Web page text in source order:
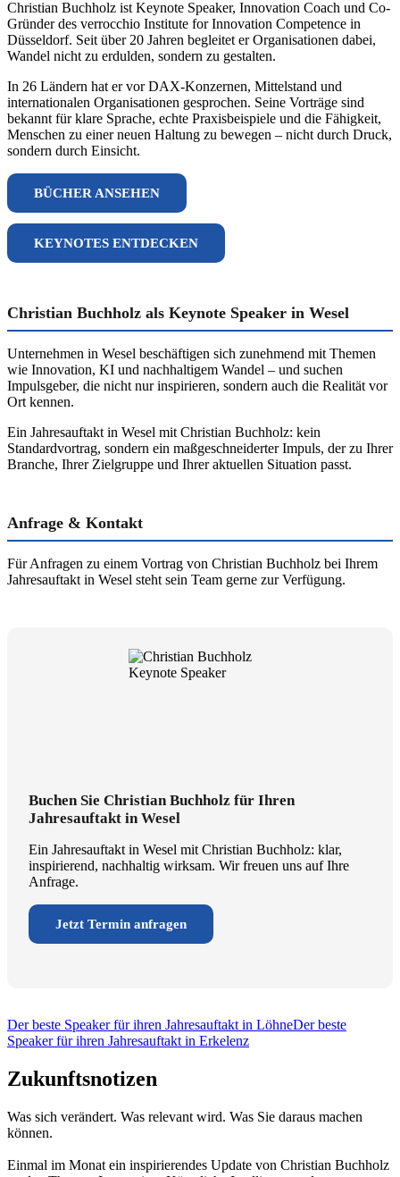
Christian Buchholz ist Keynote Speaker, Innovation Coach und Co-
Gründer des verrocchio Institute for Innovation Competence in
Düsseldorf. Seit über 20 Jahren begleitet er Organisationen dabei,
Wandel nicht zu erdulden, sondern zu gestalten.
In 26 Ländern hat er vor DAX-Konzernen, Mittelstand und
internationalen Organisationen gesprochen. Seine Vorträge sind
bekannt für klare Sprache, echte Praxisbeispiele und die Fähigkeit,
Menschen zu einer neuen Haltung zu bewegen – nicht durch Druck,
sondern durch Einsicht.
BÜCHER ANSEHEN
KEYNOTES ENTDECKEN
Christian Buchholz als Keynote Speaker in Wesel
Unternehmen in Wesel beschäftigen sich zunehmend mit Themen
wie Innovation, KI und nachhaltigem Wandel – und suchen
Impulsgeber, die nicht nur inspirieren, sondern auch die Realität vor
Ort kennen.
Ein Jahresauftakt in Wesel mit Christian Buchholz: kein
Standardvortrag, sondern ein maßgeschneiderter Impuls, der zu Ihrer
Branche, Ihrer Zielgruppe und Ihrer aktuellen Situation passt.
Anfrage & Kontakt
Für Anfragen zu einem Vortrag von Christian Buchholz bei Ihrem
Jahresauftakt in Wesel steht sein Team gerne zur Verfügung.
Buchen Sie Christian Buchholz für Ihren
Jahresauftakt in Wesel
Ein Jahresauftakt in Wesel mit Christian Buchholz: klar,
inspirierend, nachhaltig wirksam. Wir freuen uns auf Ihre
Anfrage.
Jetzt Termin anfragen
Der beste Speaker für ihren Jahresauftakt in LöhneDer beste
Speaker für ihren Jahresauftakt in Erkelenz
Zukunftsnotizen
Was sich verändert. Was relevant wird. Was Sie daraus machen
können.
Einmal im Monat ein inspirierendes Update von Christian Buchholz